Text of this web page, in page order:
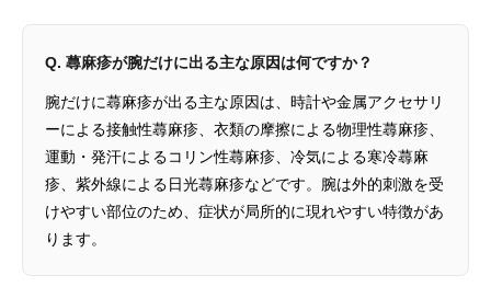
Q. 蕁麻疹が腕だけに出る主な原因は何ですか？
腕だけに蕁麻疹が出る主な原因は、時計や金属アクセサリ
ーによる接触性蕁麻疹、衣類の摩擦による物理性蕁麻疹、
運動・発汗によるコリン性蕁麻疹、冷気による寒冷蕁麻
疹、紫外線による日光蕁麻疹などです。腕は外的刺激を受
けやすい部位のため、症状が局所的に現れやすい特徴があ
ります。